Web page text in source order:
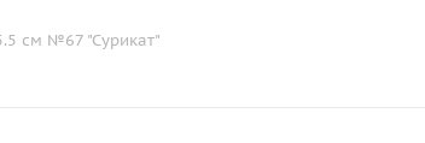
см №67 "Сурикат"